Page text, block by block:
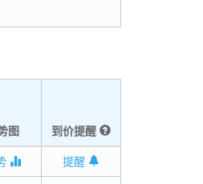
图 到价提醒
提醒